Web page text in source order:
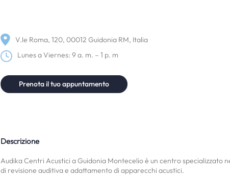
V.le Roma, 120, 00012 Guidonia RM, Italia
Lunes a Viernes: 9 a. m. – 1 p. m
Prenota il tuo appuntamento
Descrizione
Audika Centri Acustici a Guidonia Montecelio è un centro specializzato
di revisione auditiva e adattamento di apparecchi acustici.